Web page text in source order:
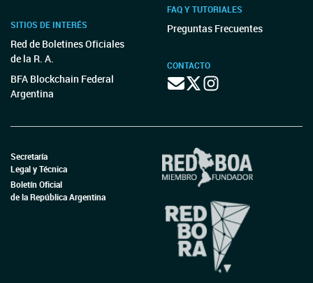
SITIOS DE INTERÉS
Red de Boletines Oficiales
de la R. A.
BFA Blockchain Federal
Argentina
FAQ Y TUTORIALES
Preguntas Frecuentes
CONTACTO
Secretaría
Legal y Técnica
Boletín Oficial
de la República Argentina